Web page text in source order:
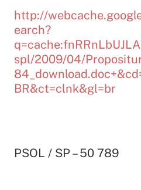
http://
earch?
spl/2009/04/
BR&ct=clnk&gl=br
PSOL / SP – 50 789